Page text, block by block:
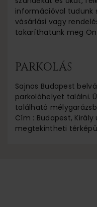
információval tudunk
vásárlási vagy
takaríthatunk meg
PARKOLÁS
Sajnos Budapest
parkolóhelyet találni.
található
Cím : Budapest, Király
megtekintheti